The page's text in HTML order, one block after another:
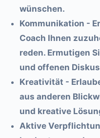
wünschen.
Kommunikation -
Coach Ihnen
reden. Ermutigen
und offenen
Kreativität -
aus anderen
und kreative
Aktive